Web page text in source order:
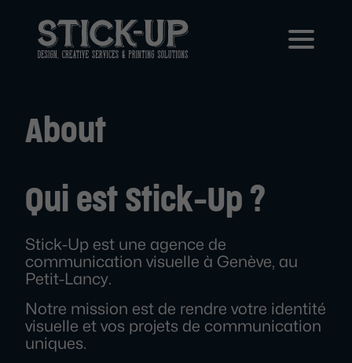
About
Qui est Stick-Up ?
Stick-Up est une agence de
communication visuelle à Genève, au
Petit-Lancy.
Notre mission est de rendre votre identité
visuelle et vos projets de communication
uniques.